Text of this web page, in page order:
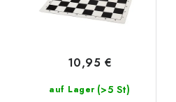
auf Lager (>5 St)
10,95 €